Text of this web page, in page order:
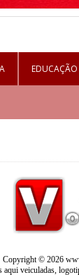
EDUCAÇÃO
Copyright © 2026
aqui veiculadas,